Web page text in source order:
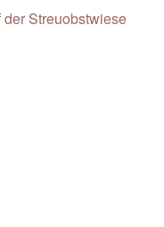
Streuobstwiese